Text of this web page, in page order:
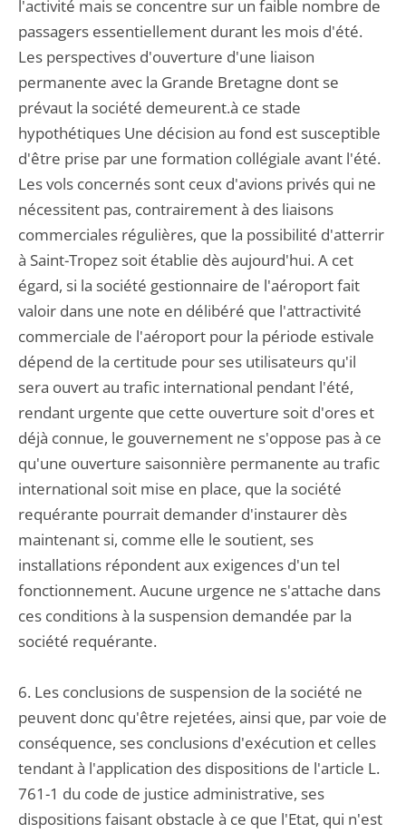
l'activité mais se concentre sur un faible nombre de
passagers essentiellement durant les mois d'été.
Les perspectives d'ouverture d'une liaison
permanente avec la Grande Bretagne dont se
prévaut la société demeurent.à ce stade
hypothétiques Une décision au fond est susceptible
d'être prise par une formation collégiale avant l'été.
Les vols concernés sont ceux d'avions privés qui ne
nécessitent pas, contrairement à des liaisons
commerciales régulières, que la possibilité d'atterrir
à Saint-Tropez soit établie dès aujourd'hui. A cet
égard, si la société gestionnaire de l'aéroport fait
valoir dans une note en délibéré que l'attractivité
commerciale de l'aéroport pour la période estivale
dépend de la certitude pour ses utilisateurs qu'il
sera ouvert au trafic international pendant l'été,
rendant urgente que cette ouverture soit d'ores et
déjà connue, le gouvernement ne s'oppose pas à ce
qu'une ouverture saisonnière permanente au trafic
international soit mise en place, que la société
requérante pourrait demander d'instaurer dès
maintenant si, comme elle le soutient, ses
installations répondent aux exigences d'un tel
fonctionnement. Aucune urgence ne s'attache dans
ces conditions à la suspension demandée par la
société requérante.
6. Les conclusions de suspension de la société ne
peuvent donc qu'être rejetées, ainsi que, par voie de
conséquence, ses conclusions d'exécution et celles
tendant à l'application des dispositions de l'article L.
761-1 du code de justice administrative, ses
dispositions faisant obstacle à ce que l'Etat, qui n'est